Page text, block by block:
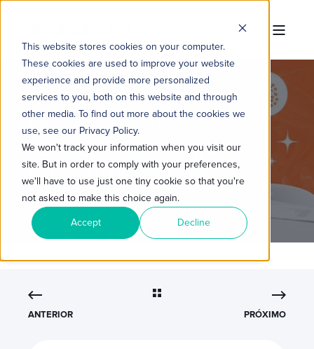
This website stores cookies on your computer.
These cookies are used to improve your website
experience and provide more personalized
services to you, both on this website and through
other media. To find out more about the cookies we
use, see our Privacy Policy.
We won't track your information when you visit our
site. But in order to comply with your preferences,
we'll have to use just one tiny cookie so that you're
not asked to make this choice again.
Accept Decline
POR QUE INVESTIR EM IA
GENERATIVA PARA SUA
EMPRESA
ANTERIOR PRÓXIMO